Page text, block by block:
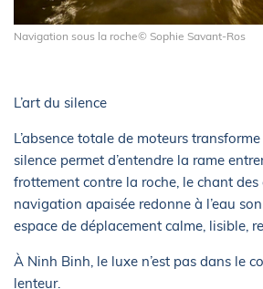
Navigation sous la roche© Sophie Savant-Ros
L’art du silence
L’absence totale de moteurs transforme
silence permet d’entendre la rame
frottement contre la roche, le chant des
navigation apaisée redonne à l’eau
espace de déplacement calme, lisible,
À Ninh Binh, le luxe n’est pas dans le
lenteur.